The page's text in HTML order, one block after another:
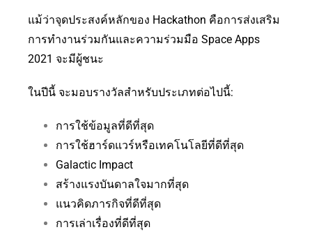
แม้ว่าจุดประสงค์หลักของ Hackathon คือการส่งเสริม
การทำงานร่วมกันและความร่วมมือ Space Apps
2021 จะมีผู้ชนะ
ในปีนี้ จะมอบรางวัลสำหรับประเภทต่อไปนี้:
การใช้ข้อมูลที่ดีที่สุด
การใช้ฮาร์ดแวร์หรือเทคโนโลยีที่ดีที่สุด
Galactic Impact
สร้างแรงบันดาลใจมากที่สุด
แนวคิดภารกิจที่ดีที่สุด
การเล่าเรื่องที่ดีที่สุด